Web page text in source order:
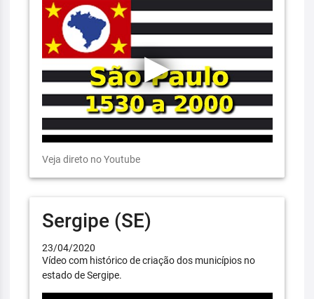
Veja direto no Youtube
Sergipe (SE)
23/04/2020
Vídeo com histórico de criação dos municípios no
estado de Sergipe.